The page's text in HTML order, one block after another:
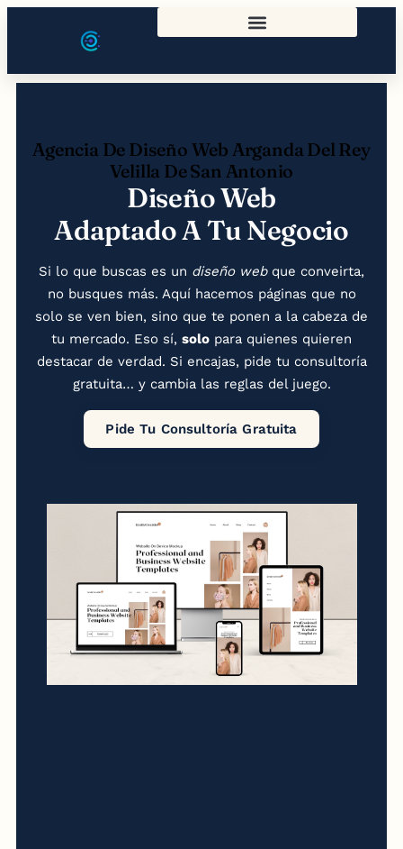
Agencia De Diseño Web Arganda Del Rey
Velilla De San Antonio
Diseño Web
Adaptado A Tu Negocio
Si lo que buscas es un diseño webque conveirta,
no busques más. Aquí hacemos páginas que no
solo se ven bien, sino que te ponen a la cabeza de
tu mercado. Eso sí, solo para quienes quieren
destacar de verdad. Si encajas, pide tu consultoría
gratuita… y cambia las reglas del juego.
Pide Tu Consultoría Gratuita